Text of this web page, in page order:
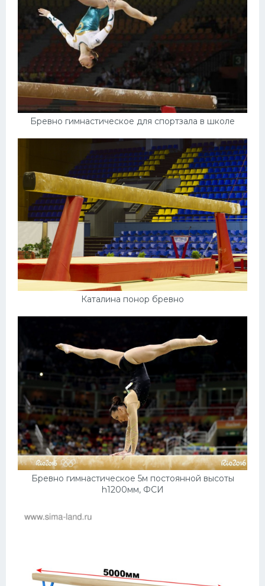
Бревно гимнастическое для спортзала в школе
Каталина понор бревно
Бревно гимнастическое 5м постоянной высоты
h1200мм, ФСИ